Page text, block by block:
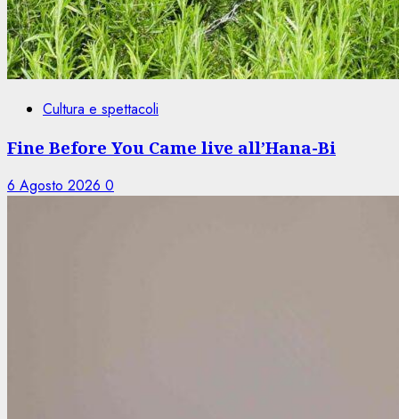
Cultura e spettacoli
Fine Before You Came live all’Hana-Bi
6 Agosto 2026 0